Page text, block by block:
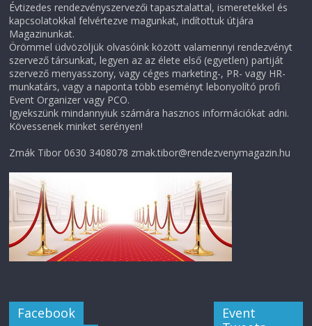
Évtizedes rendezvényszervezői tapasztalattal, ismeretekkel és
kapcsolatokkal felvértezve magunkat, indítottuk útjára
Magazinunkat.
Örömmel üdvözöljük olvasóink között valamennyi rendezvényt
szervező társunkat, legyen az az élete első (egyetlen) partiját
szervező menyasszony, vagy céges marketing-, PR- vagy HR-
munkatárs, vagy a naponta több eseményt lebonyolító profi
Event Organizer vagy PCO.
Igyekszünk mindannyiuk számára hasznos információkat adni.
Kövessenek minket serényen!
Zmák Tibor 0630 3408078 zmak.tibor@rendezvenymagazin.hu
Facebook
Event